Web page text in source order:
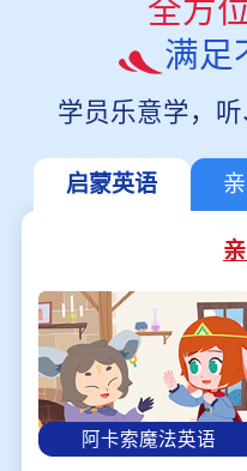
全方
满足
学员乐意学，
启蒙英语
阿卡索魔法英语